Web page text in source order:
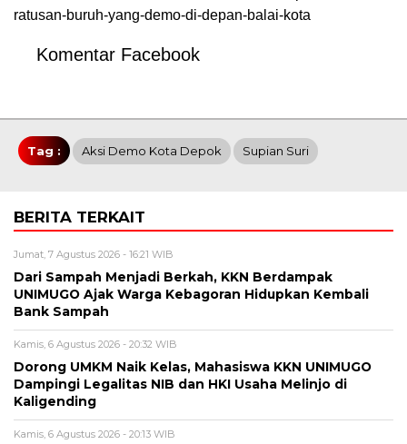
ratusan-buruh-yang-demo-di-depan-balai-kota
Komentar Facebook
Tag : Aksi Demo Kota Depok Supian Suri
BERITA TERKAIT
Jumat, 7 Agustus 2026 - 16:21 WIB
Dari Sampah Menjadi Berkah, KKN Berdampak
UNIMUGO Ajak Warga Kebagoran Hidupkan Kembali
Bank Sampah
Kamis, 6 Agustus 2026 - 20:32 WIB
Dorong UMKM Naik Kelas, Mahasiswa KKN UNIMUGO
Dampingi Legalitas NIB dan HKI Usaha Melinjo di
Kaligending
Kamis, 6 Agustus 2026 - 20:13 WIB